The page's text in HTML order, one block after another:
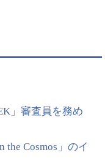
」審査員を務め
the Cosmos」のイ